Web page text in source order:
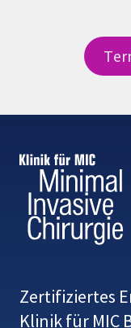
Zertifiziertes
Klinik für MIC